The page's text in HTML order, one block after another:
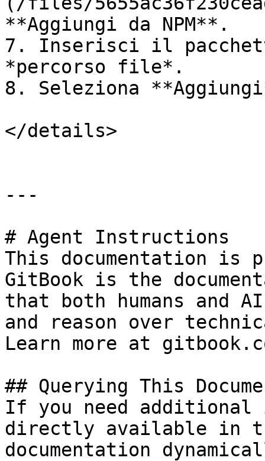
**Aggiungi da NPM**.
7. Inserisci il
*percorso file*.
8. Seleziona
</details>
---
# Agent Instructions
This documentation is
GitBook is the
that both humans and
and reason over
Learn more at
## Querying This
If you need
directly available in
documentation